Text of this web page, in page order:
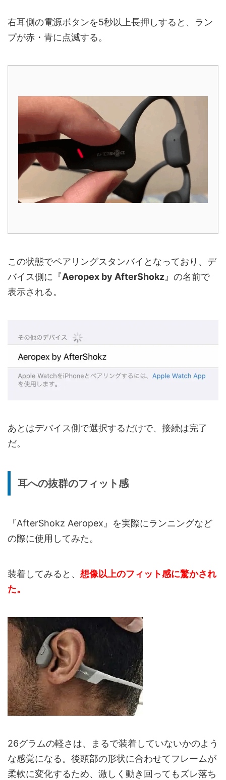
右耳側の電源ボタンを5秒以上長押しすると、ラン
プが赤・青に点滅する。
この状態でペアリングスタンバイとなっており、デ
バイス側に『Aeropex by AfterShokz 』の名前で
表示される。
あとはデバイス側で選択するだけで、接続は完了
だ。
耳への抜群のフィット感
『AfterShokz Aeropex』を実際にランニングなど
の際に使用してみた。
装着してみると、 想像以上のフィット感に驚かされ
た。
26グラムの軽さは、まるで装着していないかのよう
な感覚になる。後頭部の形状に合わせてフレームが
柔軟に変化するため、激しく動き回ってもズレ落ち